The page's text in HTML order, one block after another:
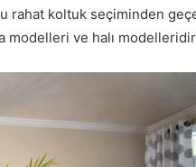
koltuk seçiminden
modelleri ve halı